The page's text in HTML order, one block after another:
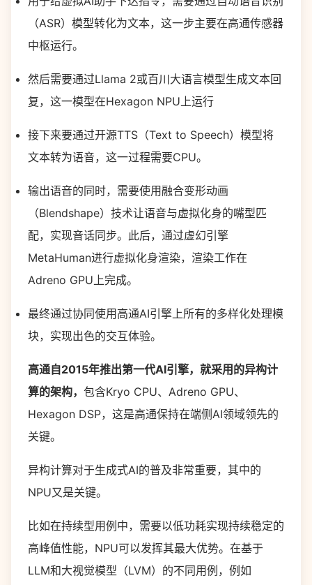
（ASR）模型转化为文本，这一步主要在高通传感器
中枢运行。
然后需要通过Llama 2或百川大语言模型生成文本回
复，这一模型在Hexagon NPU上运行
接下来要通过开源TTS（Text to Speech）模型将
文本转为语音，这一过程需要CPU。
输出语音的同时，需要使用融合变形动画
（Blendshape）技术让语音与虚拟化身的嘴型匹
配，实现音话同步。此后，通过虚幻引擎
MetaHuman进行虚拟化身渲染，渲染工作在
Adreno GPU上完成。
最终通过协同使用高通AI引擎上所有的多样化处理模
块，实现出色的交互体验。
高通自2015年推出第一代AI引擎，就采用的异构计
算的架构， 包含Kryo CPU、Adreno GPU、
Hexagon DSP，这是高通保持在端侧AI领域领先的
关键。
异构计算对于生成式AI的普及非常重要，其中的
NPU又是关键。
比如在持续型用例中，需要以低功耗实现持续稳定的
高峰值性能，NPU可以发挥其最大优势。在基于
LLM和大视觉模型（LVM）的不同用例，例如